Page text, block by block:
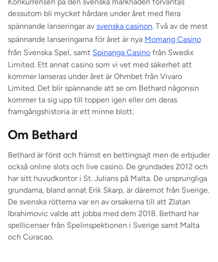
dessutom bli mycket hårdare under året med flera
spännande lanseringar av svenska casinon. Två av de mest
spännande lanseringarna för året är nya Momang Casino
från Svenska Spel, samt Spinanga Casino från Swedix
Limited. Ett annat casino som vi vet med säkerhet att
kommer lanseras under året är Ohmbet från Vivaro
Limited. Det blir spännande att se om Bethard någonsin
kommer ta sig upp till toppen igen eller om deras
framgångshistoria är ett minne blott.
Om Bethard
Bethard är först och främst en bettingsajt men de erbjuder
också online slots och live casino. De grundades 2012 och
har sitt huvudkontor i St. Julians på Malta. De ursprungliga
grundarna, bland annat Erik Skarp, är däremot från Sverige.
De svenska rötterna var en av orsakerna till att Zlatan
Ibrahimovic valde att jobba med dem 2018. Bethard har
spellicenser från Spelinspektionen i Sverige samt Malta
och Curacao.